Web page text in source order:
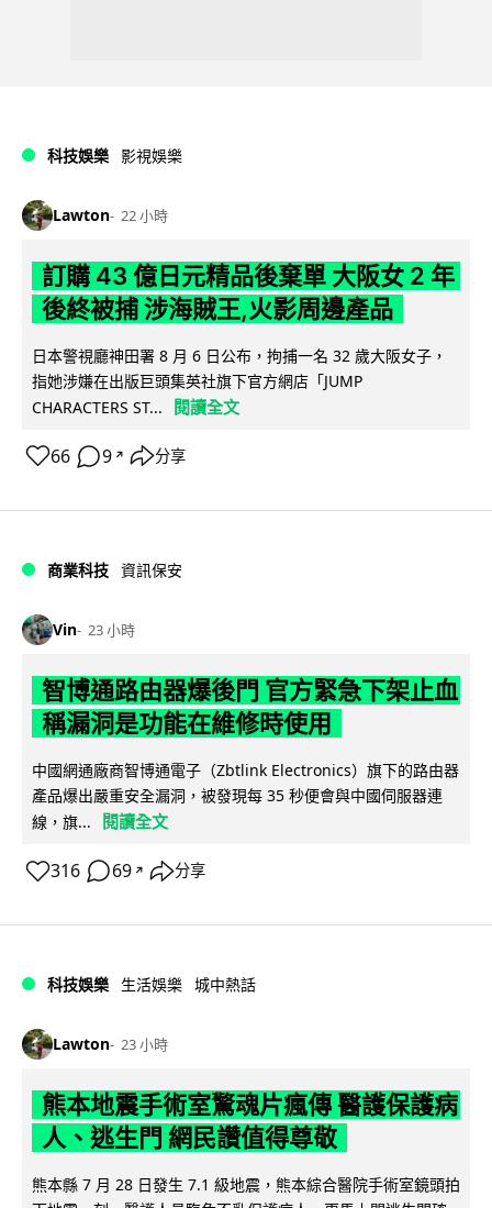
科技娛樂 影視娛樂
Lawton 22 小時
訂購 43 億日元精品後棄單 大阪女 2 年
後終被捕 涉海賊王,火影周邊產品
日本警視廳神田署 8 月 6 日公布，拘捕一名 32 歲大阪女子，
指她涉嫌在出版巨頭集英社旗下官方網店「JUMP
CHARACTERS ST...
閱讀全文
66 9 ↗ 分享
商業科技 資訊保安
Vin 23 小時
智博通路由器爆後門 官方緊急下架止血
稱漏洞是功能在維修時使用
中國網通廠商智博通電子（Zbtlink Electronics）旗下的路由器
產品爆出嚴重安全漏洞，被發現每 35 秒便會與中國伺服器連
線，旗...
閱讀全文
316 69 ↗ 分享
科技娛樂 生活娛樂 城中熱話
Lawton 23 小時
熊本地震手術室驚魂片瘋傳 醫護保護病
人、逃生門 網民讚值得尊敬
熊本縣 7 月 28 日發生 7.1 級地震，熊本綜合醫院手術室鏡頭拍